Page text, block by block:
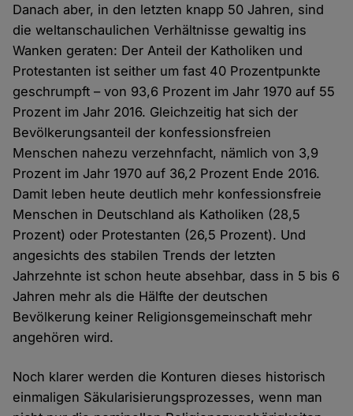
Danach aber, in den letzten knapp 50 Jahren, sind
die weltanschaulichen Verhältnisse gewaltig ins
Wanken geraten: Der Anteil der Katholiken und
Protestanten ist seither um fast 40 Prozentpunkte
geschrumpft – von 93,6 Prozent im Jahr 1970 auf 55
Prozent im Jahr 2016. Gleichzeitig hat sich der
Bevölkerungsanteil der konfessionsfreien
Menschen nahezu verzehnfacht, nämlich von 3,9
Prozent im Jahr 1970 auf 36,2 Prozent Ende 2016.
Damit leben heute deutlich mehr konfessionsfreie
Menschen in Deutschland als Katholiken (28,5
Prozent) oder Protestanten (26,5 Prozent). Und
angesichts des stabilen Trends der letzten
Jahrzehnte ist schon heute absehbar, dass in 5 bis 6
Jahren mehr als die Hälfte der deutschen
Bevölkerung keiner Religionsgemeinschaft mehr
angehören wird.
Noch klarer werden die Konturen dieses historisch
einmaligen Säkularisierungsprozesses, wenn man